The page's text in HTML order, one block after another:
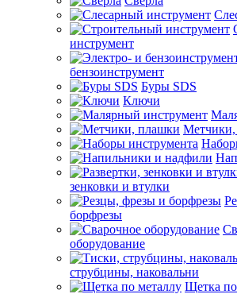
инструмент
бензоинструмент
Буры SDS
Ключи
зенковки и втулки
борфрезы
оборудование
струбцины, наковальни
Щетка